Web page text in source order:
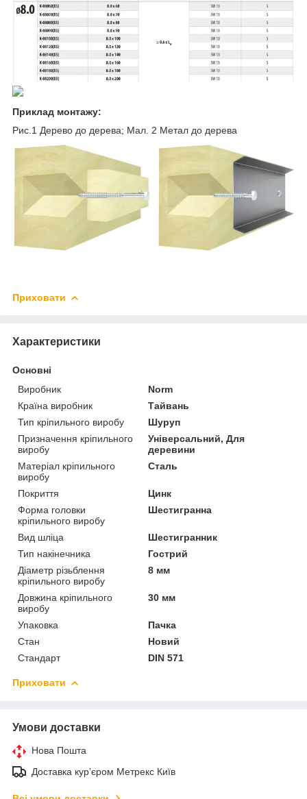
Приклад монтажу:
Рис.1 Дерево до дерева; Мал. 2 Метал до дерева
Приховати
Характеристики
Основні
Виробник
Norm
Країна виробник
Тайвань
Тип кріпильного виробу
Шуруп
Призначення кріпильного
виробу
Універсальний, Для
деревини
Матеріал кріпильного
виробу
Сталь
Покриття
Цинк
Форма головки
кріпильного виробу
Шестигранна
Вид шліца
Шестигранник
Тип накінечника
Гострий
Діаметр різьблення
кріпильного виробу
8 мм
Довжина кріпильного
виробу
30 мм
Упаковка
Пачка
Стан
Новий
Стандарт
DIN 571
Приховати
Умови доставки
Нова Пошта
Доставка курʼєром Метрекс Київ